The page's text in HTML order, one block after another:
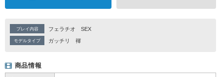
プレイ内容 フェラチオ SEX
モデルタイプ ガッチリ 褌
商品情報